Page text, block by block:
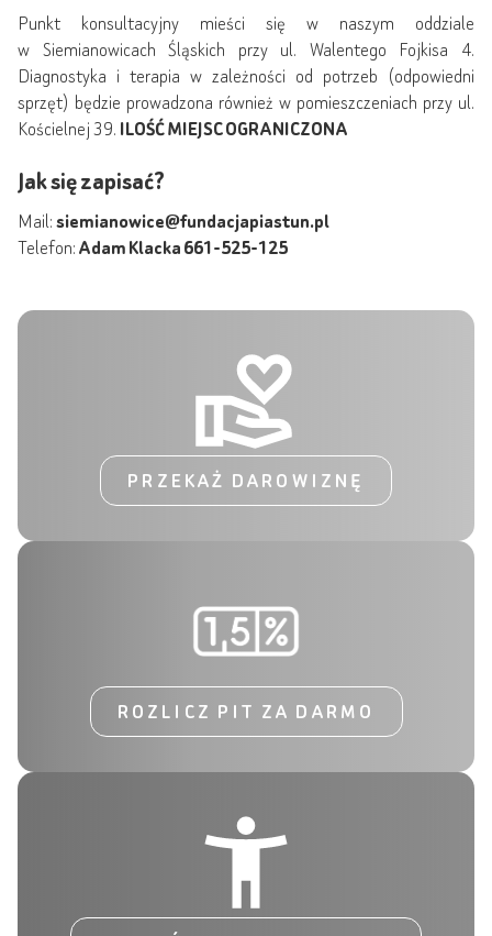
Punkt konsultacyjny mieści się w naszym oddziale
w Siemianowicach Śląskich przy ul. Walentego Fojkisa 4.
Diagnostyka i terapia w zależności od potrzeb (odpowiedni
sprzęt) będzie prowadzona również w pomieszczeniach przy ul.
Kościelnej 39. ILOŚĆ MIEJSC OGRANICZONA
Jak się zapisać?
Mail:siemianowice@fundacjapiastun.pl
Telefon:Adam Klacka 661-525-125
PRZEKAŻ DAROWIZNĘ
ROZLICZ PIT ZA DARMO